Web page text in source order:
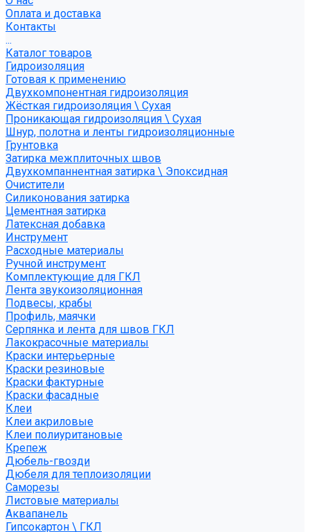
Оплата и доставка
Контакты
...
Каталог товаров
Гидроизоляция
Готовая к применению
Двухкомпонентная гидроизоляция
Жёсткая гидроизоляция \ Сухая
Проникающая гидроизоляция \ Сухая
Шнур, полотна и ленты гидроизоляционные
Грунтовка
Затирка межплиточных швов
Двухкомпаннентная затирка \ Эпоксидная
Очистители
Силиконования затирка
Цементная затирка
Латексная добавка
Инструмент
Расходные материалы
Ручной инструмент
Комплектующие для ГКЛ
Лента звукоизоляционная
Подвесы, крабы
Профиль, маячки
Серпянка и лента для швов ГКЛ
Лакокрасочные материалы
Краски интерьерные
Краски резиновые
Краски фактурные
Краски фасадные
Клеи
Клеи акриловые
Клеи полиуритановые
Крепеж
Дюбель-гвозди
Дюбеля для теплоизоляции
Саморезы
Листовые материалы
Аквапанель
Гипсокартон \ ГКЛ